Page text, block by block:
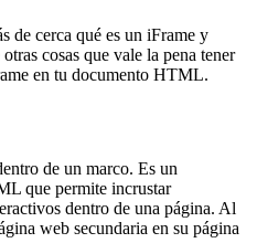
de cerca qué es un iFrame y
cosas que vale la pena tener
en tu documento HTML.
de un marco. Es un
que permite incrustar
dentro de una página. Al
web secundaria en su página